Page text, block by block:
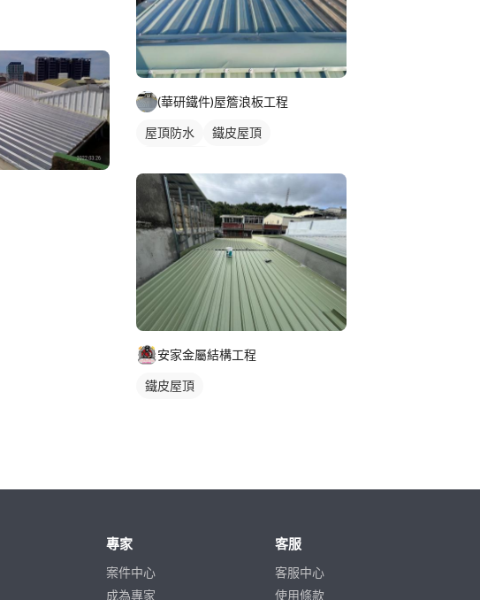
(華研鐵件)屋簷浪板工程
屋頂防水
鐵皮屋頂
安家金屬結構工程
鐵皮屋頂
專家
案件中心
成為專家
客服
客服中心
使用條款